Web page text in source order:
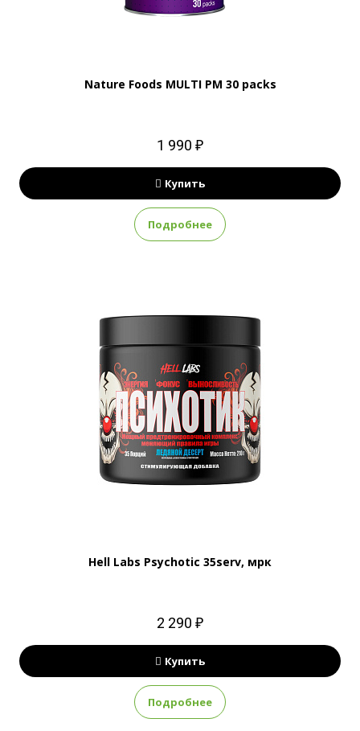
Nature Foods MULTI PM 30 packs
1 990 ₽
Купить
Подробнее
Hell Labs Psychotic 35serv, мрк
2 290 ₽
Купить
Подробнее